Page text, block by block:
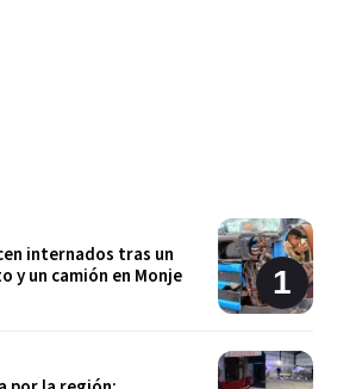
internados tras un
y un camión en Monje